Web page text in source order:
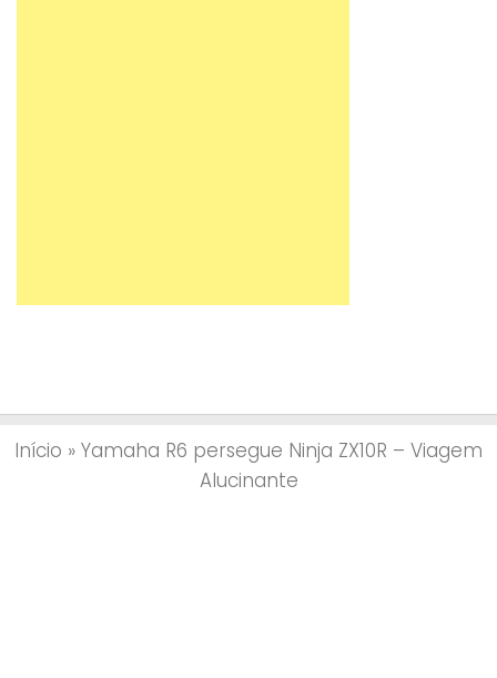
Início » Yamaha R6 persegue Ninja ZX10R – Viagem
Alucinante